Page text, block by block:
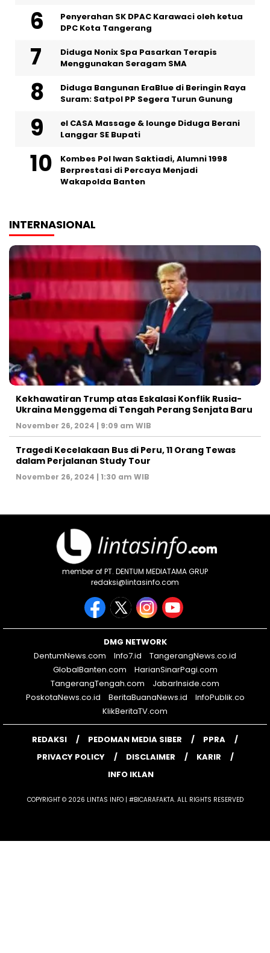
Penyerahan SK DPAC Karawaci oleh ketua
DPC Kota Tangerang
‎Diduga Nonix Spa Pasarkan Terapis
Menggunakan Seragam SMA
Diduga Bangunan EraBlue di Beringin Raya
Suram: Satpol PP Segera Turun Gunung
‎el CASA Massage & lounge Diduga Berani
Langgar SE Bupati
Kombes Pol Iwan Saktiadi, Alumni 1998
Berprestasi di Percaya Menjadi
Wakapolda Banten
INTERNASIONAL
Kekhawatiran Trump atas Eskalasi Konflik Rusia-
Ukraina Menggema di Tengah Perang Senjata Baru
November 26, 2024 | 9:09 am WIB
Tragedi Kecelakaan Bus di Peru, 11 Orang Tewas
dalam Perjalanan Study Tour
November 26, 2024 | 1:30 am WIB
member of PT. DENTUM MEDIATAMA GRUP
redaksi@lintasinfo.com
DMG NETWORK
DentumNews.com
Info7.id
TangerangNews.co.id
GlobalBanten.com
HarianSinarPagi.com
TangerangTengah.com
JabarInside.com
PoskotaNews.co.id
BeritaBuanaNews.id
InfoPublik.co
KlikBeritaTV.com
REDAKSI PEDOMAN MEDIA SIBER
PPRA
PRIVACY POLICY
DISCLAIMER
KARIR
INFO IKLAN
COPYRIGHT © 2026 LINTAS INFO | #BICARAFAKTA. ALL RIGHTS RESERVED